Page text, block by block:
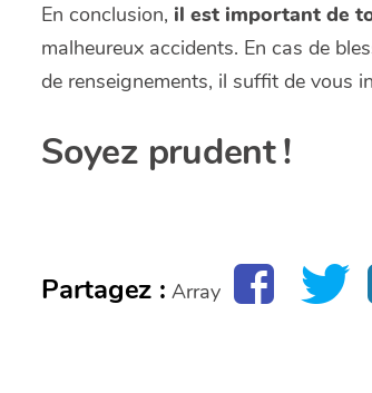
En conclusion, il est important de
malheureux accidents. En cas de
de renseignements, il suffit de vous
Soyez prudent !
Partagez : Array